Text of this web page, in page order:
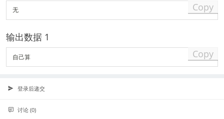
无 Copy
输出数据 1
自己算 Copy
登录后递交
讨论 (0)